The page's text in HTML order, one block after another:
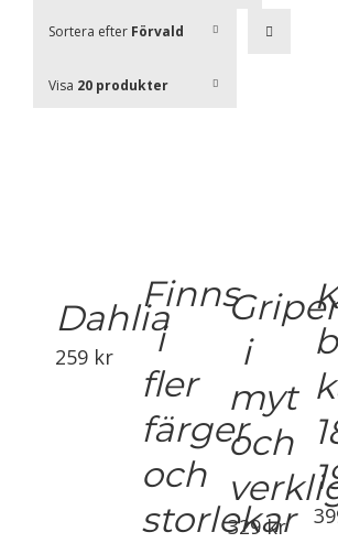
Sortera efter Förvald
Visa 20 produkter
Dahlia
259 kr
Finns
i
fler
färger
och
storlekar
i
myt
och
329kr